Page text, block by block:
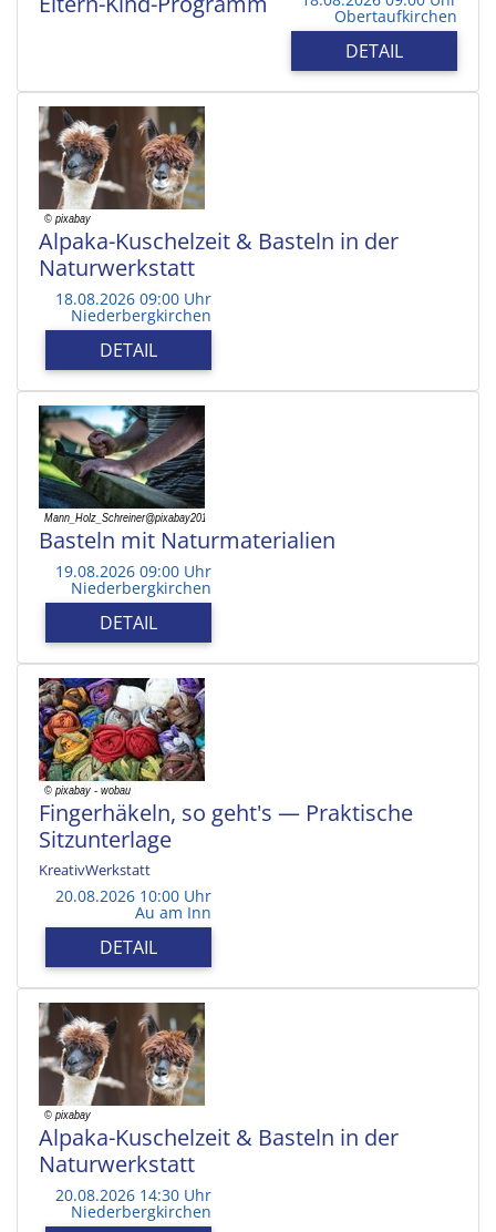
Obertaufkirchen
DETAIL
Alpaka-Kuschelzeit & Basteln in der
Naturwerkstatt
18.08.2026 09:00 Uhr
Niederbergkirchen
DETAIL
Basteln mit Naturmaterialien
19.08.2026 09:00 Uhr
Niederbergkirchen
DETAIL
Fingerhäkeln, so geht's — Praktische
Sitzunterlage
KreativWerkstatt
20.08.2026 10:00 Uhr
Au am Inn
DETAIL
Alpaka-Kuschelzeit & Basteln in der
Naturwerkstatt
20.08.2026 14:30 Uhr
Niederbergkirchen